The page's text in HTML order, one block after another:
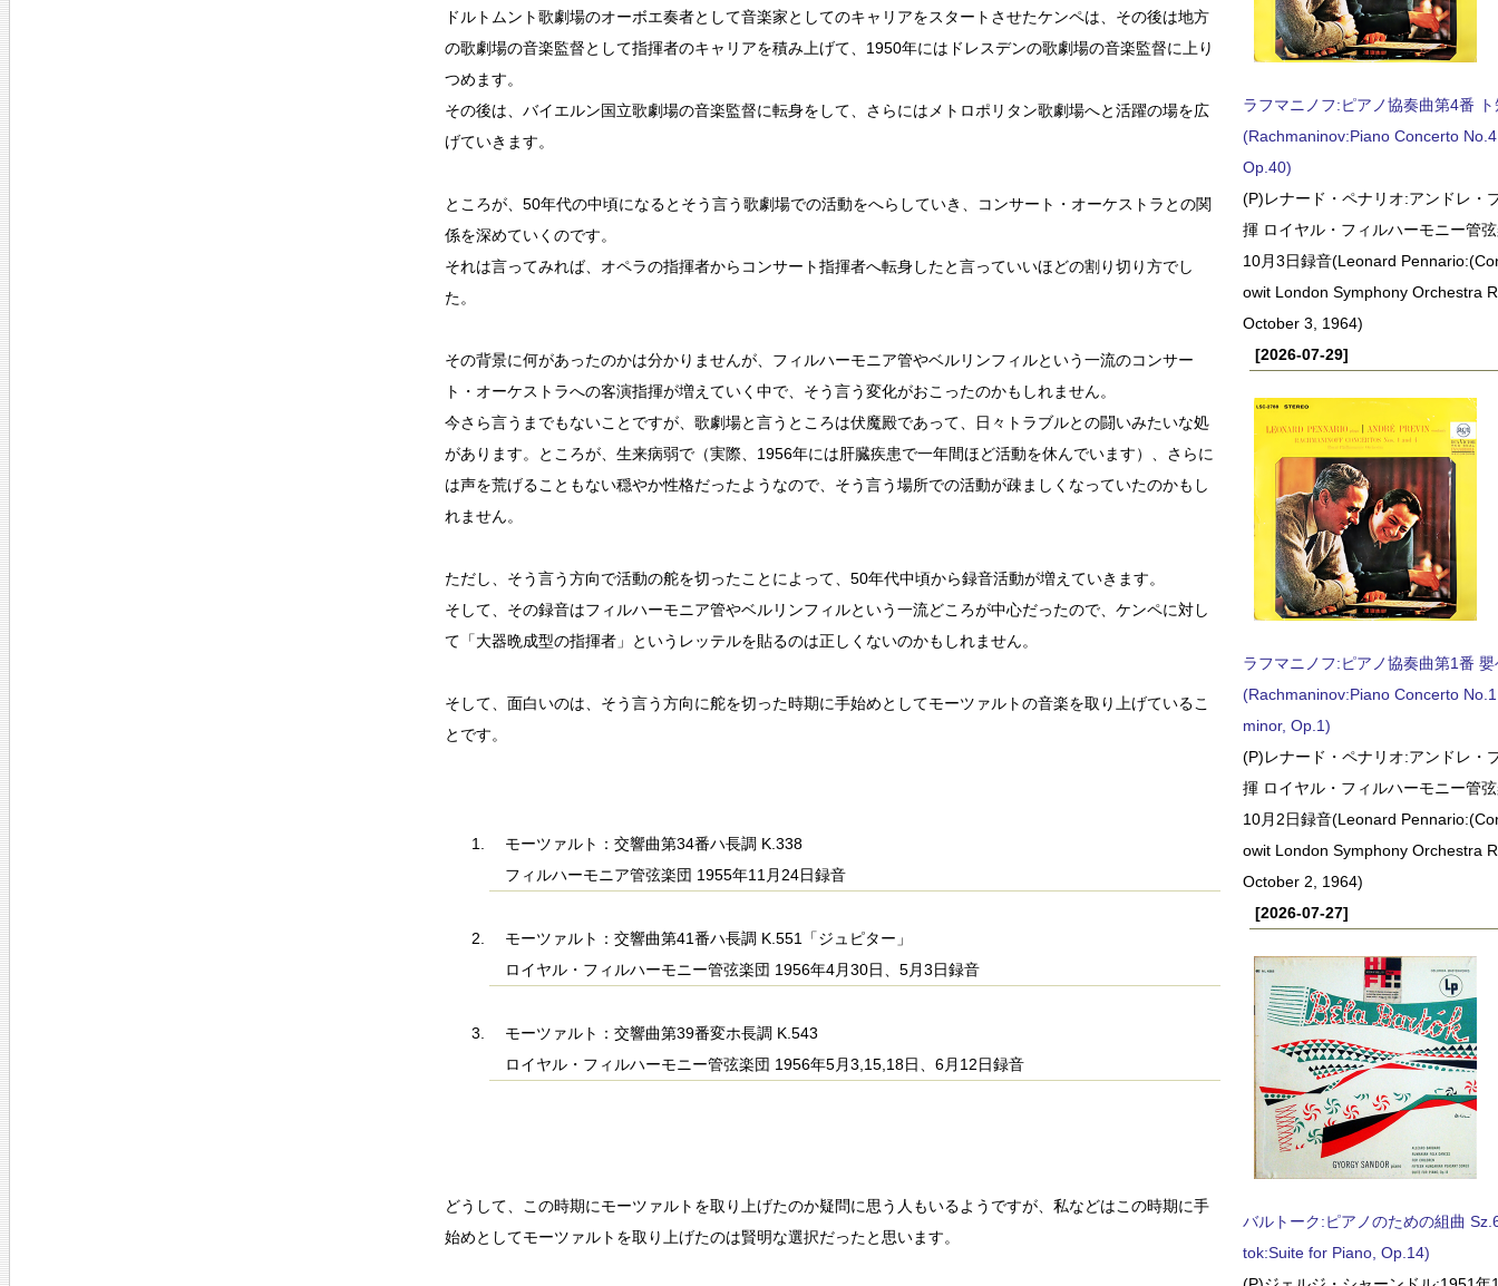
ドルトムント歌劇場のオーボエ奏者として音楽家としてのキャリアをスタートさせたケンペは、その後は地方
の歌劇場の音楽監督として指揮者のキャリアを積み上げて、1950年にはドレスデンの歌劇場の音楽監督に上り
つめます。
その後は、バイエルン国立歌劇場の音楽監督に転身をして、さらにはメトロポリタン歌劇場へと活躍の場を広
げていきます。
ところが、50年代の中頃になるとそう言う歌劇場での活動をへらしていき、コンサート・オーケストラとの関
係を深めていくのです。
それは言ってみれば、オペラの指揮者からコンサート指揮者へ転身したと言っていいほどの割り切り方でし
た。
その背景に何があったのかは分かりませんが、フィルハーモニア管やベルリンフィルという一流のコンサー
ト・オーケストラへの客演指揮が増えていく中で、そう言う変化がおこったのかもしれません。
今さら言うまでもないことですが、歌劇場と言うところは伏魔殿であって、日々トラブルとの闘いみたいな処
があります。ところが、生来病弱で（実際、1956年には肝臓疾患で一年間ほど活動を休んでいます）、さらに
は声を荒げることもない穏やか性格だったようなので、そう言う場所での活動が疎ましくなっていたのかもし
れません。
ただし、そう言う方向で活動の舵を切ったことによって、50年代中頃から録音活動が増えていきます。
そして、その録音はフィルハーモニア管やベルリンフィルという一流どころが中心だったので、ケンペに対し
て「大器晩成型の指揮者」というレッテルを貼るのは正しくないのかもしれません。
そして、面白いのは、そう言う方向に舵を切った時期に手始めとしてモーツァルトの音楽を取り上げているこ
とです。
モーツァルト：交響曲第34番ハ長調 K.338
フィルハーモニア管弦楽団 1955年11月24日録音
モーツァルト：交響曲第41番ハ長調 K.551「ジュピター」
ロイヤル・フィルハーモニー管弦楽団 1956年4月30日、5月3日録音
モーツァルト：交響曲第39番変ホ長調 K.543
ロイヤル・フィルハーモニー管弦楽団 1956年5月3,15,18日、6月12日録音
どうして、この時期にモーツァルトを取り上げたのか疑問に思う人もいるようですが、私などはこの時期に手
始めとしてモーツァルトを取り上げたのは賢明な選択だったと思います。
ラフマニノフ:ピアノ協奏曲第4番
(Rachmaninov:Piano Concerto
Op.40)
(P)レナード・ペナリオ:アンドレ・
揮 ロイヤル・フィルハーモニー管
10月3日録音(Leonard
owit London Symphony Orchestra
October 3, 1964)
[2026-07-29]
ラフマニノフ:ピアノ協奏曲第1番
(Rachmaninov:Piano Concerto
minor, Op.1)
(P)レナード・ペナリオ:アンドレ・
揮 ロイヤル・フィルハーモニー管
10月2日録音(Leonard
owit London Symphony Orchestra
October 2, 1964)
[2026-07-27]
バルトーク:ピアノのための組曲
tok:Suite for Piano, Op.14)